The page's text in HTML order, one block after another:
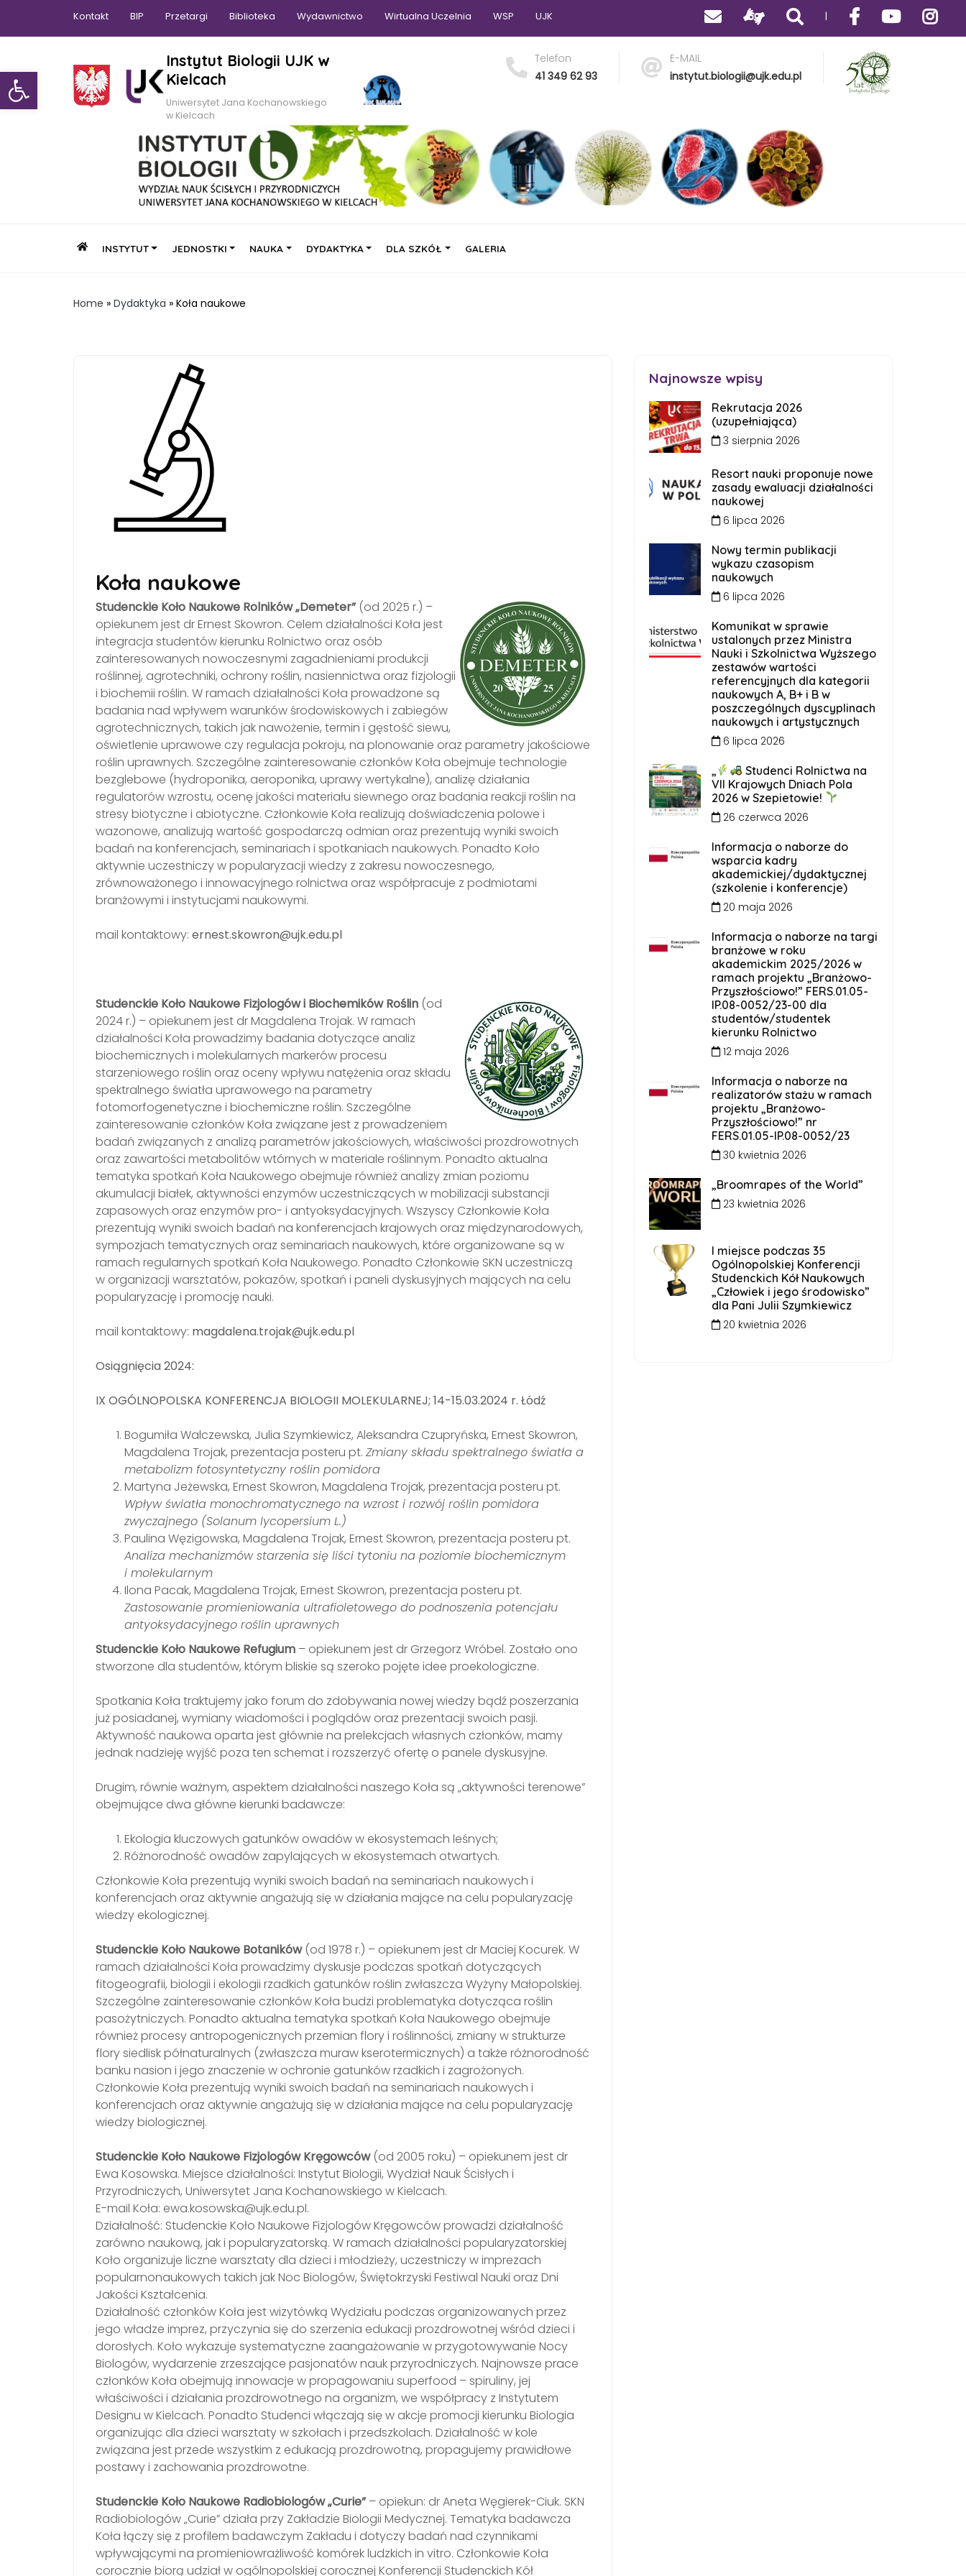
Otwórz pasek narzędzi
Kontakt BIP Przetargi Biblioteka Wydawnictwo Wirtualna Uczelnia WSP UJK |
Instytut Biologii UJK w
Kielcach
Uniwersytet Jana Kochanowskiego
w Kielcach
Telefon
41 349 62 93
E-MAIL
instytut.biologii@ujk.edu.pl
INSTYTUT JEDNOSTKI NAUKA DYDAKTYKA DLA SZKÓŁ GALERIA
Home » Dydaktyka » Koła naukowe
Koła naukowe
Studenckie Koło Naukowe Rolników „Demeter”(od 2025 r.) –
opiekunem jest dr Ernest Skowron. Celem działalności Koła jest
integracja studentów kierunku Rolnictwo oraz osób
zainteresowanych nowoczesnymi zagadnieniami produkcji
roślinnej, agrotechniki, ochrony roślin, nasiennictwa oraz fizjologii
i biochemii roślin. W ramach działalności Koła prowadzone są
badania nad wpływem warunków środowiskowych i zabiegów
agrotechnicznych, takich jak nawożenie, termin i gęstość siewu,
oświetlenie uprawowe czy regulacja pokroju, na plonowanie oraz parametry jakościowe
roślin uprawnych. Szczególne zainteresowanie członków Koła obejmuje technologie
bezglebowe (hydroponika, aeroponika, uprawy wertykalne), analizę działania
regulatorów wzrostu, ocenę jakości materiału siewnego oraz badania reakcji roślin na
stresy biotyczne i abiotyczne. Członkowie Koła realizują doświadczenia polowe i
wazonowe, analizują wartość gospodarczą odmian oraz prezentują wyniki swoich
badań na konferencjach, seminariach i spotkaniach naukowych. Ponadto Koło
aktywnie uczestniczy w popularyzacji wiedzy z zakresu nowoczesnego,
zrównoważonego i innowacyjnego rolnictwa oraz współpracuje z podmiotami
branżowymi i instytucjami naukowymi.
mail kontaktowy: ernest.skowron@ujk.edu.pl
Studenckie Koło Naukowe Fizjologów i Biochemików Roślin (od
2024 r.) – opiekunem jest dr Magdalena Trojak. W ramach
działalności Koła prowadzimy badania dotyczące analiz
biochemicznych i molekularnych markerów procesu
starzeniowego roślin oraz oceny wpływu natężenia oraz składu
spektralnego światła uprawowego na parametry
fotomorfogenetyczne i biochemiczne roślin. Szczególne
zainteresowanie członków Koła związane jest z prowadzeniem
badań związanych z analizą parametrów jakościowych, właściwości prozdrowotnych
oraz zawartości metabolitów wtórnych w materiale roślinnym. Ponadto aktualna
tematyka spotkań Koła Naukowego obejmuje również analizy zmian poziomu
akumulacji białek, aktywności enzymów uczestniczących w mobilizacji substancji
zapasowych oraz enzymów pro- i antyoksydacyjnych. Wszyscy Członkowie Koła
prezentują wyniki swoich badań na konferencjach krajowych oraz międzynarodowych,
sympozjach tematycznych oraz seminariach naukowych, które organizowane są w
ramach regularnych spotkań Koła Naukowego. Ponadto Członkowie SKN uczestniczą
w organizacji warsztatów, pokazów, spotkań i paneli dyskusyjnych mających na celu
popularyzację i promocję nauki.
mail kontaktowy: magdalena.trojak@ujk.edu.pl
Osiągnięcia 2024:
IX OGÓLNOPOLSKA KONFERENCJA BIOLOGII MOLEKULARNEJ; 14-15.03.2024 r. Łódź
Bogumiła Walczewska, Julia Szymkiewicz, Aleksandra Czupryńska, Ernest Skowron,
Magdalena Trojak, prezentacja posteru pt. Zmiany składu spektralnego światła a
metabolizm fotosyntetyczny roślin pomidora
Martyna Jeżewska, Ernest Skowron, Magdalena Trojak, prezentacja posteru pt.
Wpływ światła monochromatycznego na wzrost i rozwój roślin pomidora
zwyczajnego (Solanum lycopersium L.)
Paulina Węzigowska, Magdalena Trojak, Ernest Skowron, prezentacja posteru pt.
Analiza mechanizmów starzenia się liści tytoniu na poziomie biochemicznym
i molekularnym
Ilona Pacak, Magdalena Trojak, Ernest Skowron, prezentacja posteru pt.
Zastosowanie promieniowania ultrafioletowego do podnoszenia potencjału
antyoksydacyjnego roślin uprawnych
Studenckie Koło Naukowe Refugium – opiekunem jest dr Grzegorz Wróbel. Zostało ono
stworzone dla studentów, którym bliskie są szeroko pojęte idee proekologiczne.
Spotkania Koła traktujemy jako forum do zdobywania nowej wiedzy bądź poszerzania
już posiadanej, wymiany wiadomości i poglądów oraz prezentacji swoich pasji.
Aktywność naukowa oparta jest głównie na prelekcjach własnych członków, mamy
jednak nadzieję wyjść poza ten schemat i rozszerzyć ofertę o panele dyskusyjne.
Drugim, równie ważnym, aspektem działalności naszego Koła są „aktywności terenowe”
obejmujące dwa główne kierunki badawcze:
Ekologia kluczowych gatunków owadów w ekosystemach leśnych;
Różnorodność owadów zapylających w ekosystemach otwartych.
Członkowie Koła prezentują wyniki swoich badań na seminariach naukowych i
konferencjach oraz aktywnie angażują się w działania mające na celu popularyzację
wiedzy ekologicznej.
Studenckie Koło Naukowe Botaników(od 1978 r.) – opiekunem jest dr Maciej Kocurek. W
ramach działalności Koła prowadzimy dyskusje podczas spotkań dotyczących
fitogeografii, biologii i ekologii rzadkich gatunków roślin zwłaszcza Wyżyny Małopolskiej.
Szczególne zainteresowanie członków Koła budzi problematyka dotycząca roślin
pasożytniczych. Ponadto aktualna tematyka spotkań Koła Naukowego obejmuje
również procesy antropogenicznych przemian flory i roślinności, zmiany w strukturze
flory siedlisk półnaturalnych (zwłaszcza muraw kserotermicznych) a także różnorodność
banku nasion i jego znaczenie w ochronie gatunków rzadkich i zagrożonych.
Członkowie Koła prezentują wyniki swoich badań na seminariach naukowych i
konferencjach oraz aktywnie angażują się w działania mające na celu popularyzację
wiedzy biologicznej.
Studenckie Koło Naukowe Fizjologów Kręgowców(od 2005 roku) – opiekunem jest dr
Ewa Kosowska. Miejsce działalności: Instytut Biologii, Wydział Nauk Ścisłych i
Przyrodniczych, Uniwersytet Jana Kochanowskiego w Kielcach.
E-mail Koła: ewa.kosowska@ujk.edu.pl.
Działalność: Studenckie Koło Naukowe Fizjologów Kręgowców prowadzi działalność
zarówno naukową, jak i popularyzatorską. W ramach działalności popularyzatorskiej
Koło organizuje liczne warsztaty dla dzieci i młodzieży, uczestniczy w imprezach
popularnonaukowych takich jak Noc Biologów, Świętokrzyski Festiwal Nauki oraz Dni
Jakości Kształcenia.
Działalność członków Koła jest wizytówką Wydziału podczas organizowanych przez
jego władze imprez, przyczynia się do szerzenia edukacji prozdrowotnej wśród dzieci i
dorosłych. Koło wykazuje systematyczne zaangażowanie w przygotowywanie Nocy
Biologów, wydarzenie zrzeszające pasjonatów nauk przyrodniczych. Najnowsze prace
członków Koła obejmują innowacje w propagowaniu superfood – spiruliny, jej
właściwości i działania prozdrowotnego na organizm, we współpracy z Instytutem
Designu w Kielcach. Ponadto Studenci włączają się w akcje promocji kierunku Biologia
organizując dla dzieci warsztaty w szkołach i przedszkolach. Działalność w kole
związana jest przede wszystkim z edukacją prozdrowotną, propagujemy prawidłowe
postawy i zachowania prozdrowotne.
Studenckie Koło Naukowe Radiobiologów „Curie”– opiekun: dr Aneta Węgierek-Ciuk. SKN
Radiobiologów „Curie” działa przy Zakładzie Biologii Medycznej. Tematyka badawcza
Koła łączy się z profilem badawczym Zakładu i dotyczy badań nad czynnikami
wpływającymi na promieniowrażliwość komórek ludzkich in vitro. Członkowie Koła
corocznie biorą udział w ogólnopolskiej corocznej Konferencji Studenckich Kół
Najnowsze wpisy
Rekrutacja 2026
(uzupełniająca)
3 sierpnia 2026
Resort nauki proponuje nowe
zasady ewaluacji działalności
naukowej
6 lipca 2026
Nowy termin publikacji
wykazu czasopism
naukowych
6 lipca 2026
Komunikat w sprawie
ustalonych przez Ministra
Nauki i Szkolnictwa Wyższego
zestawów wartości
referencyjnych dla kategorii
naukowych A, B+ i B w
poszczególnych dyscyplinach
naukowych i artystycznych
6 lipca 2026
„
Studenci Rolnictwa na
VII Krajowych Dniach Pola
2026 w Szepietowie!
26 czerwca 2026
Informacja o naborze do
wsparcia kadry
akademickiej/dydaktycznej
(szkolenie i konferencje)
20 maja 2026
Informacja o naborze na targi
branżowe w roku
akademickim 2025/2026 w
ramach projektu „Branżowo-
Przyszłościowo!” FERS.01.05-
IP.08-0052/23-00 dla
studentów/studentek
kierunku Rolnictwo
12 maja 2026
Informacja o naborze na
realizatorów stażu w ramach
projektu „Branżowo-
Przyszłościowo!” nr
FERS.01.05-IP.08-0052/23
30 kwietnia 2026
„Broomrapes of the World”
23 kwietnia 2026
I miejsce podczas 35
Ogólnopolskiej Konferencji
Studenckich Kół Naukowych
„Człowiek i jego środowisko”
dla Pani Julii Szymkiewicz
20 kwietnia 2026